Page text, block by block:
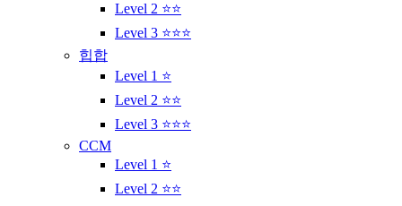
Level 2 ⭐⭐
Level 3 ⭐⭐⭐
힙합
Level 1 ⭐
Level 2 ⭐⭐
Level 3 ⭐⭐⭐
CCM
Level 1 ⭐
Level 2 ⭐⭐